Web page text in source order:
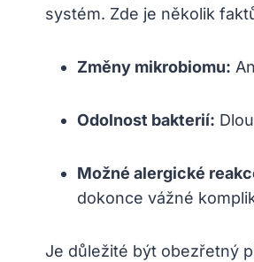
systém. Zde je několik
Změny mikrobiomu:
Odolnost bakterií:
Možné alergické
dokonce vážné
Je důležité být obezřetný